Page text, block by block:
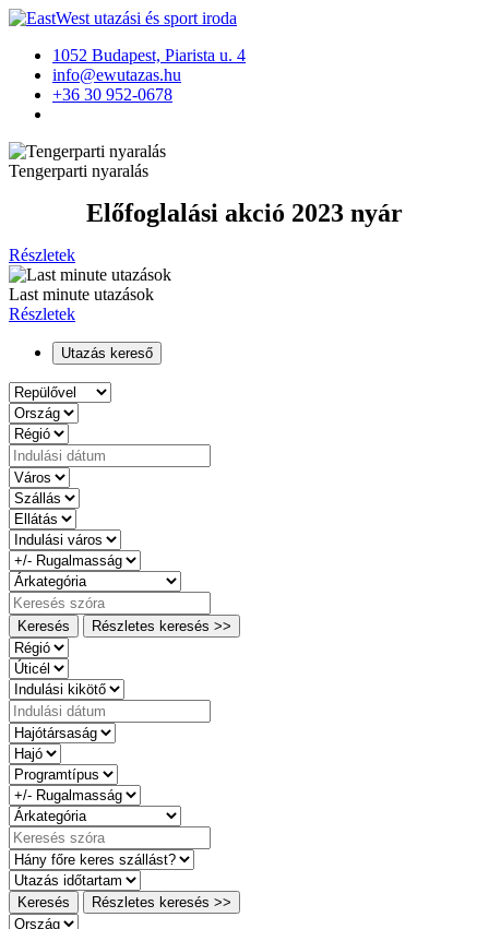
1052 Budapest, Piarista u. 4
info@ewutazas.hu
+36 30 952-0678
Tengerparti nyaralás
Előfoglalási akció 2023 nyár
Részletek
Last minute utazások
Részletek
Utazás kereső
Keresés Részletes keresés >>
Keresés Részletes keresés >>